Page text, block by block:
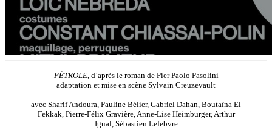
PÉTROLE, d’après le roman de Pier Paolo Pasolini
adaptation et mise en scène Sylvain Creuzevault
avec Sharif Andoura, Pauline Bélier, Gabriel Dahan, Boutaïna El
Fekkak, Pierre-Félix Gravière, Anne-Lise Heimburger, Arthur
Igual, Sébastien Lefebvre